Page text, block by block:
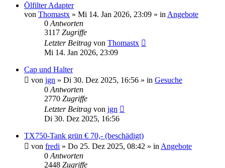
Ölfilter Adapter
von Thomastx » Mi 14. Jan 2026, 23:09 » in Angebote
0 Antworten
3117 Zugriffe
Letzter Beitrag von Thomastx
Mi 14. Jan 2026, 23:09
Cap und Halter
von jgn » Di 30. Dez 2025, 16:56 » in Gesuche
0 Antworten
2770 Zugriffe
Letzter Beitrag von jgn
Di 30. Dez 2025, 16:56
TX750-Tank grün € 70,- (beschädigt)
von fredi » Do 25. Dez 2025, 08:42 » in Angebote
0 Antworten
2448 Zugriffe